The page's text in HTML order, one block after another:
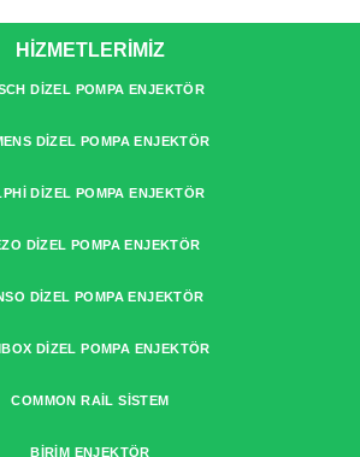
HİZMETLERİMİZ
DIZEL POMPA ENJEKTÖR
DIZEL POMPA ENJEKTÖR
DIZEL POMPA ENJEKTÖR
DIZEL POMPA ENJEKTÖR
DIZEL POMPA ENJEKTÖR
DIZEL POMPA ENJEKTÖR
COMMON RAIL SISTEM
BIRIM ENJEKTÖR